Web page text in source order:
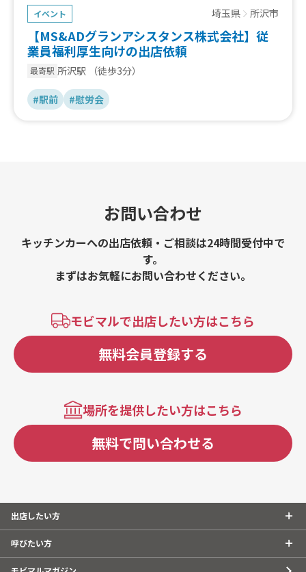
イベント 埼玉県 所沢市
【MS&ADグランアシスタンス株式会社】従
業員福利厚生向けの出店依頼
最寄駅 所沢駅 （徒歩3分）
#駅前 #慰労会
お問い合わせ
キッチンカーへの出店依頼・ご相談は24時間受付中で
す。
まずはお気軽にお問い合わせください。
モビマルで出店したい方はこちら
無料会員登録する
場所を提供したい方はこちら
無料で問い合わせる
出店したい方
呼びたい方